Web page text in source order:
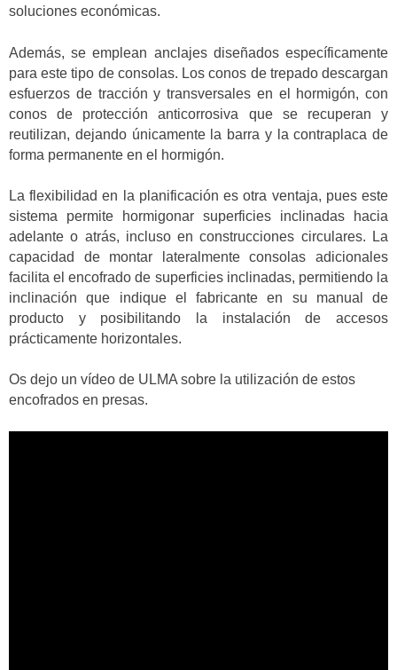
soluciones económicas.
Además, se emplean anclajes diseñados específicamente
para este tipo de consolas. Los conos de trepado descargan
esfuerzos de tracción y transversales en el hormigón, con
conos de protección anticorrosiva que se recuperan y
reutilizan, dejando únicamente la barra y la contraplaca de
forma permanente en el hormigón.
La flexibilidad en la planificación es otra ventaja, pues este
sistema permite hormigonar superficies inclinadas hacia
adelante o atrás, incluso en construcciones circulares. La
capacidad de montar lateralmente consolas adicionales
facilita el encofrado de superficies inclinadas, permitiendo la
inclinación que indique el fabricante en su manual de
producto y posibilitando la instalación de accesos
prácticamente horizontales.
Os dejo un vídeo de ULMA sobre la utilización de estos
encofrados en presas.